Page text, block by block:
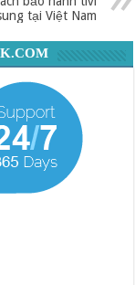
tại Việt Nam